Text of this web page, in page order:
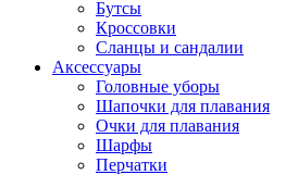
Бутсы
Кроссовки
Сланцы и сандалии
Аксессуары
Головные уборы
Шапочки для плавания
Очки для плавания
Шарфы
Перчатки